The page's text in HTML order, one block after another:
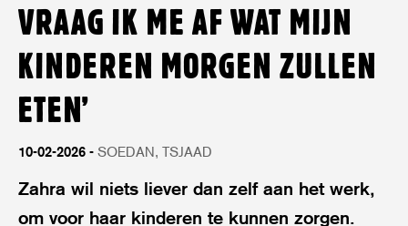
VRAAG IK ME AF WAT MIJN
KINDEREN MORGEN ZULLEN
ETEN’
10-02-2026 SOEDAN TSJAAD
Zahra wil niets liever dan zelf aan het werk,
om voor haar kinderen te kunnen zorgen.